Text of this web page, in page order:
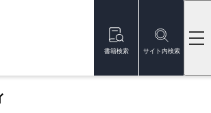
書籍検索 サイト内検索